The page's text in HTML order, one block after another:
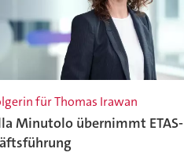
für Thomas Irawan
Minutolo übernimmt ETAS-